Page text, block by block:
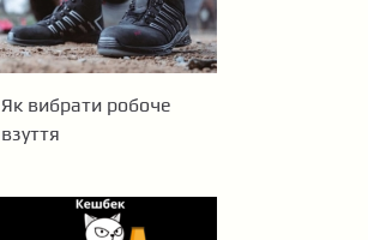
Як вибрати робоче
взуття